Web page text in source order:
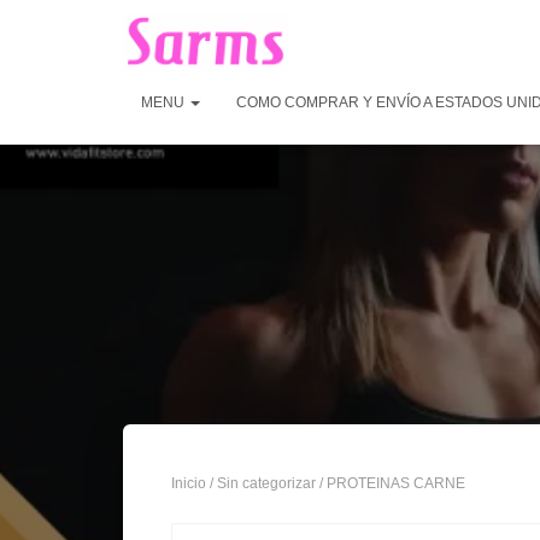
MENU COMO COMPRAR Y ENVÍO A ESTADOS
Inicio / Sin categorizar / PROTEINAS CARNE